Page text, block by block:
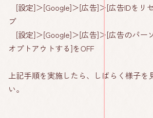
[設定]＞[Google]＞[広告]＞[広告IDをリ
プ
[設定]＞[Google]＞[広告]＞[広告のパー
オプトアウトする]をOFF
上記手順を実施したら、しばらく様子を
い。